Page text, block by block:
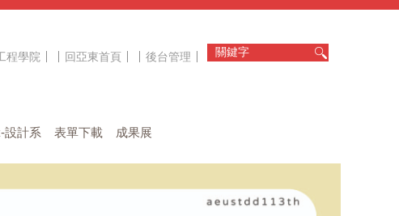
程學院 回亞東首頁 後台管理
設計系 表單下載 成果展